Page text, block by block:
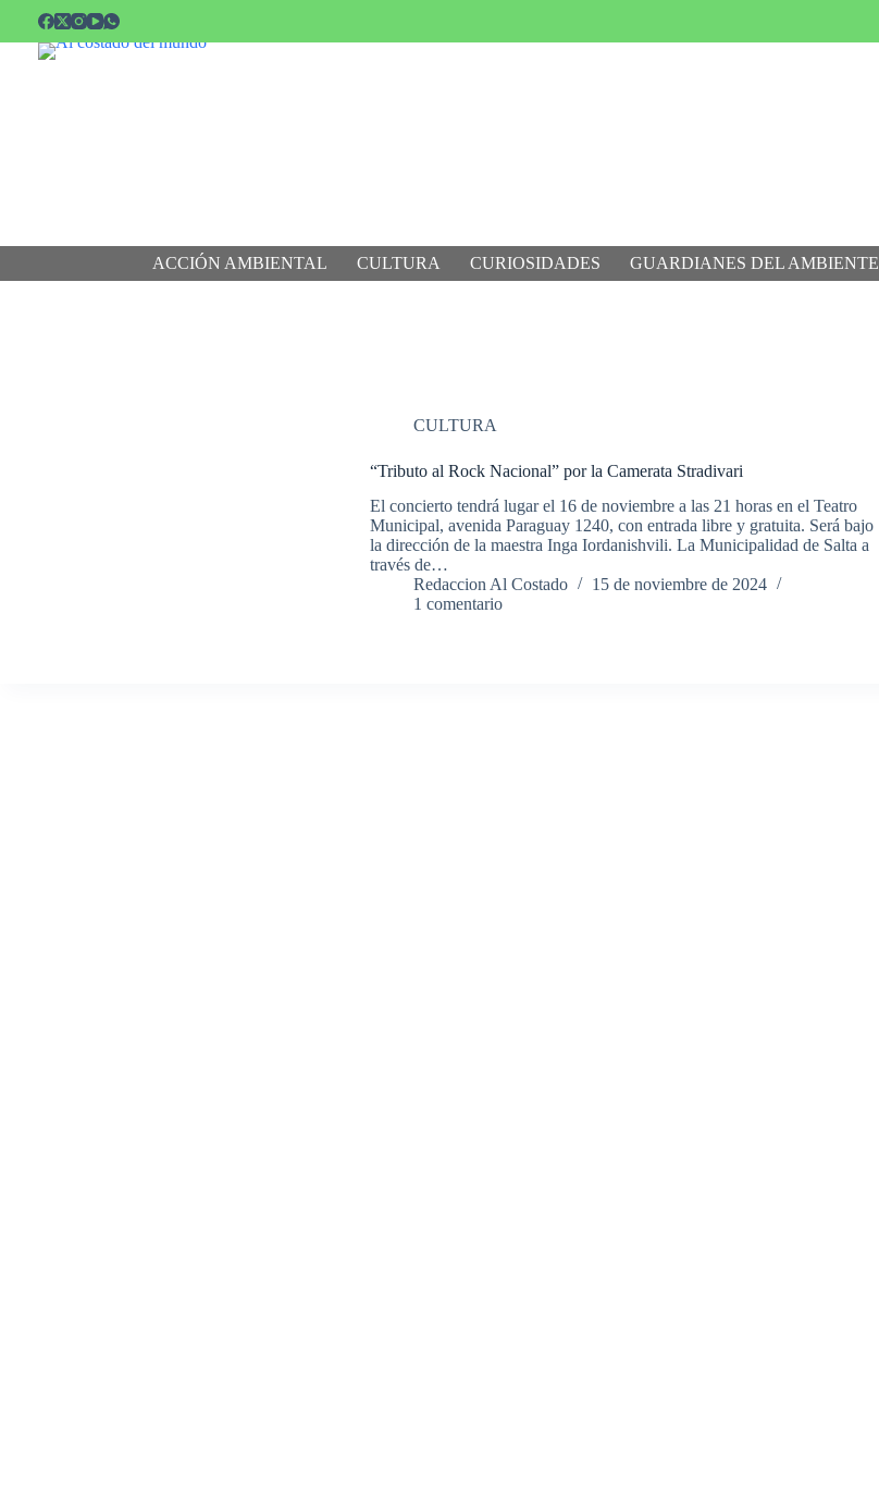
contenido
ACCIÓN AMBIENTAL CULTURA CURIOSIDADES GUARDIANES DEL AMBIENTE
CULTURA
“Tributo al Rock Nacional” por la Camerata Stradivari
El concierto tendrá lugar el 16 de noviembre a las 21 horas en el Teatro
Municipal, avenida Paraguay 1240, con entrada libre y gratuita. Será bajo
la dirección de la maestra Inga Iordanishvili. La Municipalidad de Salta a
través de…
Redaccion Al Costado
15 de noviembre de 2024
1 comentario